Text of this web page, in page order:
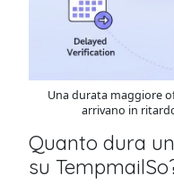
Una durata maggiore
arrivano in
Quanto dura
su